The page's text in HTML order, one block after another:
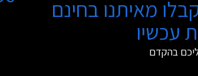
מאיתנו בחינם
עכשיו
בהקדם